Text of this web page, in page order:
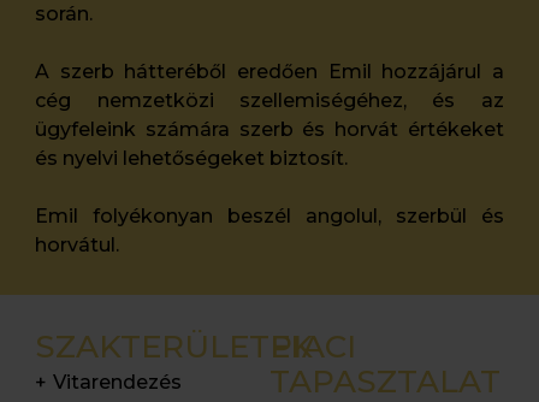
SZAKTERÜLETEK
Vitarendezés
PIACI
TAPASZTALAT
során.
A szerb hátteréből eredően Emil hozzájárul a
cég nemzetközi szellemiségéhez, és az
ügyfeleink számára szerb és horvát értékeket
és nyelvi lehetőségeket biztosít.
Emil folyékonyan beszél angolul, szerbül és
horvátul.